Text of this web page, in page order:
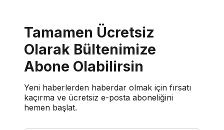
Tamamen Ücretsiz
Olarak Bültenimize
Abone Olabilirsin
Yeni haberlerden haberdar olmak için fırsatı
kaçırma ve ücretsiz e-posta aboneliğini
hemen başlat.